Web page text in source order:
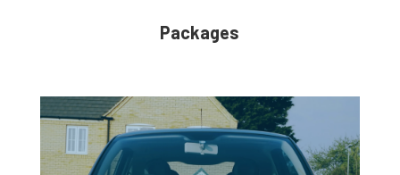
Packages